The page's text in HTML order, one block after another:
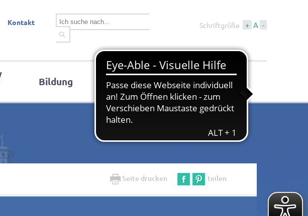
Kontakt Schriftgröße + A -
Bildung
Wirtschaft &
Bauen
Tourismus &
Kultur
Seite drucken teilen